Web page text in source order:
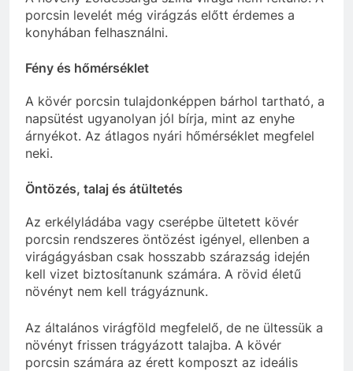
porcsin levelét még virágzás előtt érdemes a
konyhában felhasználni.
Fény és hőmérséklet
A kövér porcsin tulajdonképpen bárhol tartható, a
napsütést ugyanolyan jól bírja, mint az enyhe
árnyékot. Az átlagos nyári hőmérséklet megfelel
neki.
Öntözés, talaj és átültetés
Az erkélyládába vagy cserépbe ültetett kövér
porcsin rendszeres öntözést igényel, ellenben a
virágágyásban csak hosszabb szárazság idején
kell vizet biztosítanunk számára. A rövid életű
növényt nem kell trágyáznunk.
Az általános virágföld megfelelő, de ne ültessük a
növényt frissen trágyázott talajba. A kövér
porcsin számára az érett komposzt az ideális